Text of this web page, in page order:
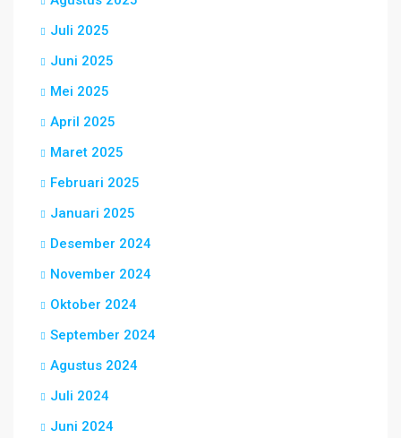
Juli 2025
Juni 2025
Mei 2025
April 2025
Maret 2025
Februari 2025
Januari 2025
Desember 2024
November 2024
Oktober 2024
September 2024
Agustus 2024
Juli 2024
Juni 2024